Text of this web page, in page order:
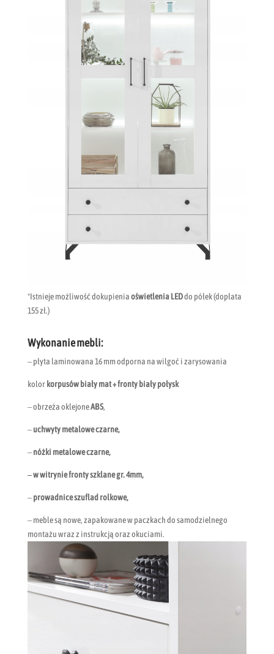
*Istnieje możliwość dokupieniaoświetlenia LEDdo półek (dopłata
155 zł.)
Wykonanie mebli:
– płyta laminowana 16 mm odporna na wilgoć i zarysowania
kolor korpusów biały mat + fronty biały połysk
– obrzeża oklejoneABS,
–uchwyty metalowe czarne,
–nóżki metalowe czarne,
– w witrynie fronty szklane gr. 4mm,
–prowadnice szuflad rolkowe,
– meble są nowe, zapakowane w paczkach do samodzielnego
montażu wraz z instrukcją oraz okuciami.